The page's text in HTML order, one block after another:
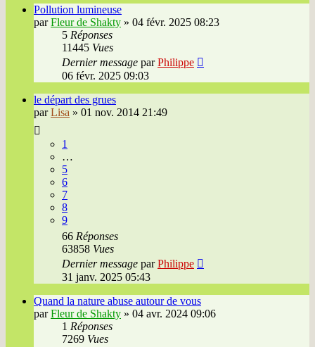
Pollution lumineuse
parFleur de Shakty » 04 févr. 2025 08:23
5 Réponses
11445 Vues
Dernier message parPhilippe
06 févr. 2025 09:03
le départ des grues
parLisa » 01 nov. 2014 21:49
1
…
5
6
7
8
9
66 Réponses
63858 Vues
Dernier message parPhilippe
31 janv. 2025 05:43
Quand la nature abuse autour de vous
parFleur de Shakty » 04 avr. 2024 09:06
1 Réponses
7269 Vues